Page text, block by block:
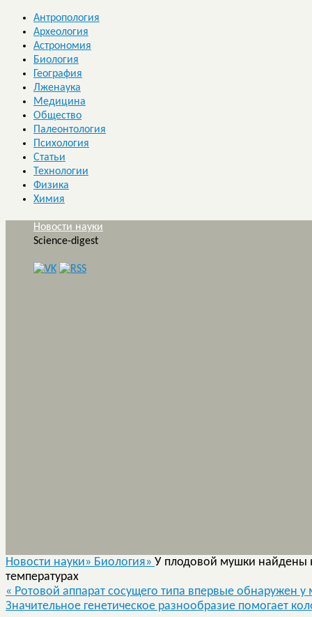
Антропология
Археология
Астрономия
Биология
География
Лженаука
Медицина
Общество
Палеонтология
Психология
Статьи
Технологии
Физика
Химия
Новости науки
Science-digest
Новости науки» Биология» У плодовой мушки найдены
температурах
« Ротовой аппарат сосущего типа впервые обнаружен
Значительное генетическое разнообразие помогает